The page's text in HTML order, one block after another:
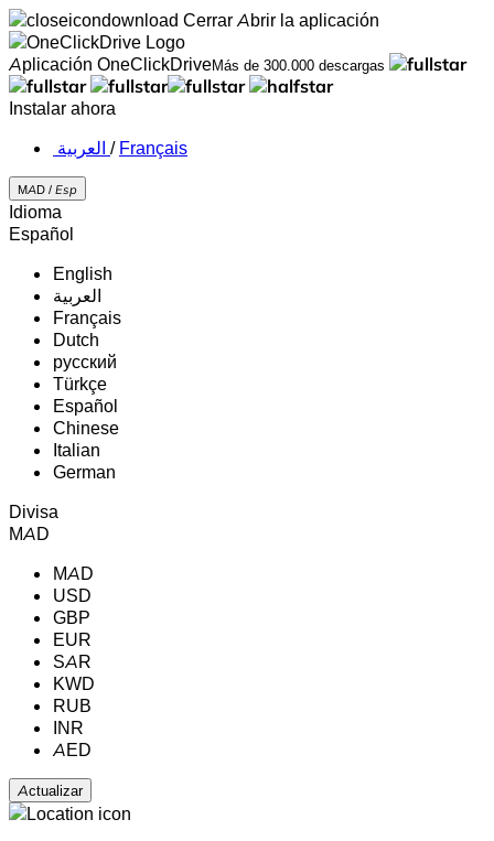
Cerrar Abrir la aplicación
Aplicación OneClickDriveMás de 300.000 descargas
Instalar ahora
‏العربية ‏ / Français
MAD / Esp
Idioma
Español
English
‏العربية‏
Français
Dutch
русский
Türkçe
Español
Chinese
Italian
German
Divisa
MAD
MAD
USD
GBP
EUR
SAR
KWD
RUB
INR
AED